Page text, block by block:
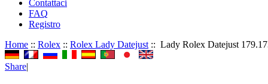
Contattaci
FAQ
Registro
Home :: Rolex :: Rolex Lady Datejust :: Lady Rolex Datejust
Share|